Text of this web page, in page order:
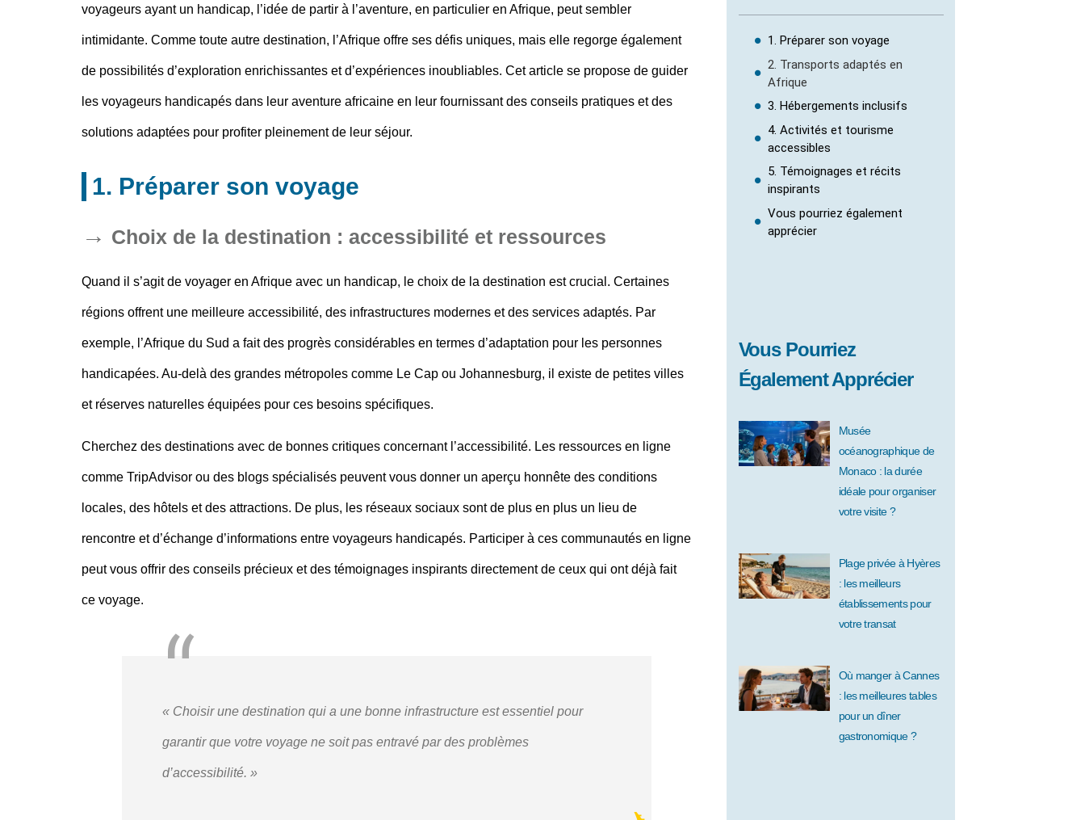
voyageurs ayant un handicap, l’idée de partir à l’aventure, en particulier en Afrique, peut sembler
intimidante. Comme toute autre destination, l’Afrique offre ses défis uniques, mais elle regorge également
de possibilités d’exploration enrichissantes et d’expériences inoubliables. Cet article se propose de guider
les voyageurs handicapés dans leur aventure africaine en leur fournissant des conseils pratiques et des
solutions adaptées pour profiter pleinement de leur séjour.
1. Préparer son voyage
Choix de la destination : accessibilité et ressources
Quand il s’agit de voyager en Afrique avec un handicap, le choix de la destination est crucial. Certaines
régions offrent une meilleure accessibilité, des infrastructures modernes et des services adaptés. Par
exemple, l’Afrique du Sud a fait des progrès considérables en termes d’adaptation pour les personnes
handicapées. Au-delà des grandes métropoles comme Le Cap ou Johannesburg, il existe de petites villes
et réserves naturelles équipées pour ces besoins spécifiques.
Cherchez des destinations avec de bonnes critiques concernant l’accessibilité. Les ressources en ligne
comme TripAdvisor ou des blogs spécialisés peuvent vous donner un aperçu honnête des conditions
locales, des hôtels et des attractions. De plus, les réseaux sociaux sont de plus en plus un lieu de
rencontre et d’échange d’informations entre voyageurs handicapés. Participer à ces communautés en ligne
peut vous offrir des conseils précieux et des témoignages inspirants directement de ceux qui ont déjà fait
ce voyage.
« Choisir une destination qui a une bonne infrastructure est essentiel pour
garantir que votre voyage ne soit pas entravé par des problèmes
d’accessibilité. »
1. Préparer son voyage
2. Transports adaptés en
Afrique
3. Hébergements inclusifs
4. Activités et tourisme
accessibles
5. Témoignages et récits
inspirants
Vous pourriez également
apprécier
Vous Pourriez
Également Apprécier
Musée
océanographique de
Monaco : la durée
idéale pour organiser
votre visite ?
Plage privée à Hyères
: les meilleurs
établissements pour
votre transat
Où manger à Cannes
: les meilleures tables
pour un dîner
gastronomique ?